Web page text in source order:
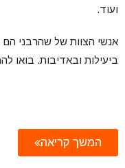
ועוד.
אנשי הצוות של שהרבני
ביעילות ובאדיבות. בואו
המשך קריאה